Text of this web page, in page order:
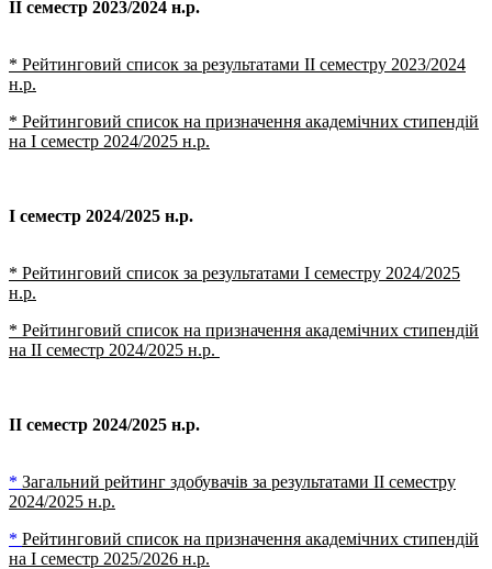
ІІ семестр 2023/2024 н.р.
* Рейтинговий список за результатами ІІ семестру 2023/2024
н.р.
* Рейтинговий список на призначення академічних стипендій
на І семестр 2024/2025 н.р.
І семестр 2024/2025 н.р.
* Рейтинговий список за результатами І семестру 2024/2025
н.р.
* Рейтинговий список на призначення академічних стипендій
на ІІ семестр 2024/2025 н.р.
ІІ семестр 2024/2025 н.р.
* Загальний рейтинг здобувачів за результатами ІІ семестру
2024/2025 н.р.
* Рейтинговий список на призначення академічних стипендій
на І семестр 2025/2026 н.р.